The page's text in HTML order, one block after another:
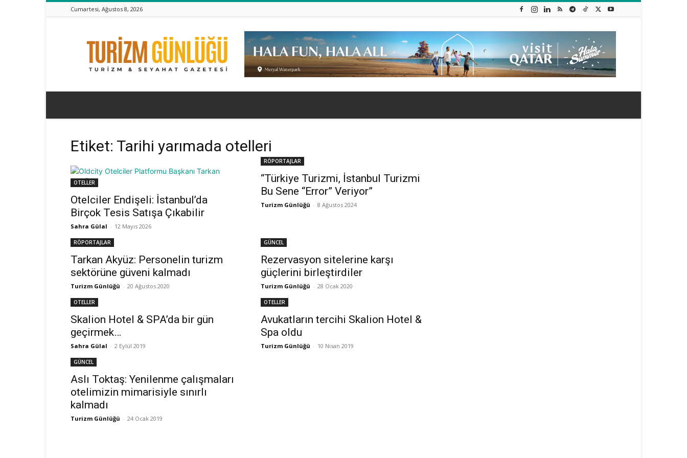
Cumartesi, Ağustos 8, 2026
Turizm
Günlüğü
Etiket: Tarihi yarımada otelleri
OTELLER
Otelciler Endişeli: İstanbul’da
Birçok Tesis Satışa Çıkabilir
Sahra Gülal - 12 Mayıs 2026
RÖPORTAJLAR
“Türkiye Turizmi, İstanbul Turizmi
Bu Sene “Error” Veriyor”
Turizm Günlüğü - 8 Ağustos 2024
RÖPORTAJLAR
Tarkan Akyüz: Personelin turizm
sektörüne güveni kalmadı
Turizm Günlüğü - 20 Ağustos 2020
GÜNCEL
Rezervasyon sitelerine karşı
güçlerini birleştirdiler
Turizm Günlüğü - 28 Ocak 2020
OTELLER
Skalion Hotel & SPA’da bir gün
geçirmek…
Sahra Gülal - 2 Eylül 2019
OTELLER
Avukatların tercihi Skalion Hotel &
Spa oldu
Turizm Günlüğü - 10 Nisan 2019
GÜNCEL
Aslı Toktaş: Yenilenme çalışmaları
otelimizin mimarisiyle sınırlı
kalmadı
Turizm Günlüğü - 24 Ocak 2019